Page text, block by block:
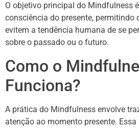
O objetivo principal do Mindfulness
consciência do presente, permitindo
evitem a tendência humana de se
sobre o passado ou o futuro.
Como o
Funciona?
A prática do Mindfulness envolve
atenção ao momento presente.